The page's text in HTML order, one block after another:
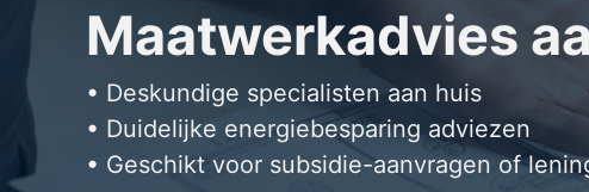
Maatwerkadvies
• Deskundige specialisten aan huis
• Duidelijke energiebesparing adviezen
• Geschikt voor subsidie-aanvragen of